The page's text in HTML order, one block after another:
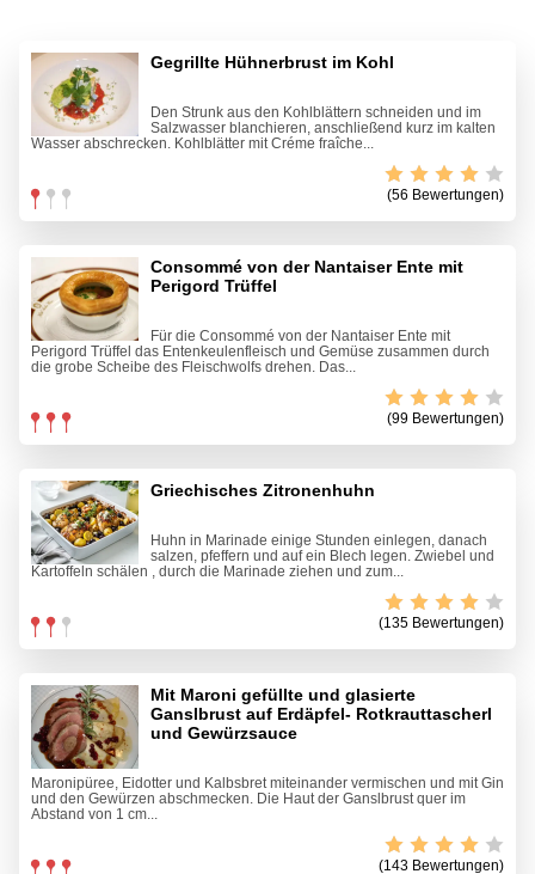
Gegrillte Hühnerbrust im Kohl
Den Strunk aus den Kohlblättern schneiden und im
Salzwasser blanchieren, anschließend kurz im kalten
Wasser abschrecken. Kohlblätter mit Créme fraîche...
(56 Bewertungen)
Consommé von der Nantaiser Ente mit
Perigord Trüffel
Für die Consommé von der Nantaiser Ente mit
Perigord Trüffel das Entenkeulenfleisch und Gemüse zusammen durch
die grobe Scheibe des Fleischwolfs drehen. Das...
(99 Bewertungen)
Griechisches Zitronenhuhn
Huhn in Marinade einige Stunden einlegen, danach
salzen, pfeffern und auf ein Blech legen. Zwiebel und
Kartoffeln schälen , durch die Marinade ziehen und zum...
(135 Bewertungen)
Mit Maroni gefüllte und glasierte
Ganslbrust auf Erdäpfel- Rotkrauttascherl
und Gewürzsauce
Maronipüree, Eidotter und Kalbsbret miteinander vermischen und mit Gin
und den Gewürzen abschmecken. Die Haut der Ganslbrust quer im
Abstand von 1 cm...
(143 Bewertungen)